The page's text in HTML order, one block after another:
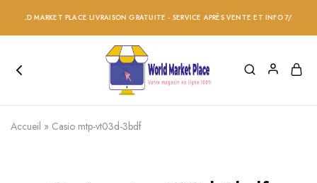
MARKET PLACE LIVRAISON GRATUITE - SERVICE APRÈS VENTE ET INFO 7/24 -
Accueil » Casio mtp-vt03d-3bdf